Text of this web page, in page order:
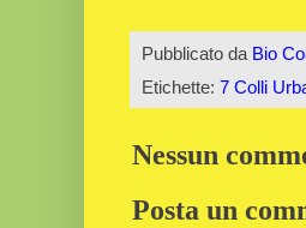
Pubblicato da Bio
Etichette: 7 Colli
Nessun
Posta un